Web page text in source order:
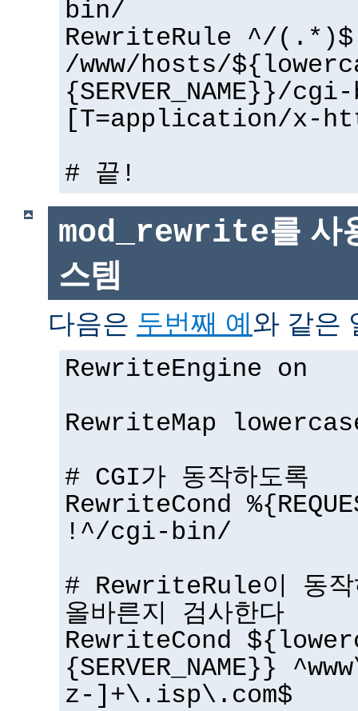
bin/
RewriteRule ^/(.*)$
/www/hosts/
{SERVER_NAME}}/
[T=application/x-
# 끝!
mod_rewrite를 사
스템
다음은 두번째 예와 같은
RewriteEngine on
RewriteMap
# CGI가 동작하도록
RewriteCond
!^/cgi-bin/
# RewriteRule이 동작
올바른지 검사한다
RewriteCond
{SERVER_NAME}}
z-]+\.isp\.com$